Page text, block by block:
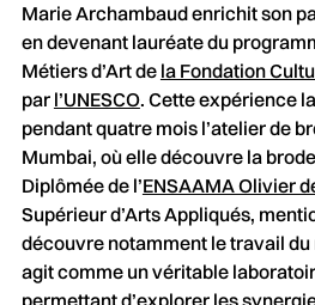
Marie Archambaud enrichit son
en devenant lauréate du
Métiers d’Art de la Fondation
par l’UNESCO. Cette expérience
pendant quatre mois l’atelier de
Mumbai, où elle découvre la
Diplômée de l’ENSAAMA Olivier
Supérieur d’Arts Appliqués,
découvre notamment le travail
agit comme un véritable